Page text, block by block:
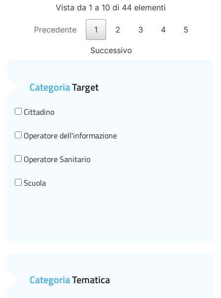
Vista da 1 a 10 di 44 elementi
Precedente 1 2 3 4 5
Successivo
CategoriaTarget
Cittadino
Operatore dell'informazione
Operatore Sanitario
Scuola
CategoriaTematica